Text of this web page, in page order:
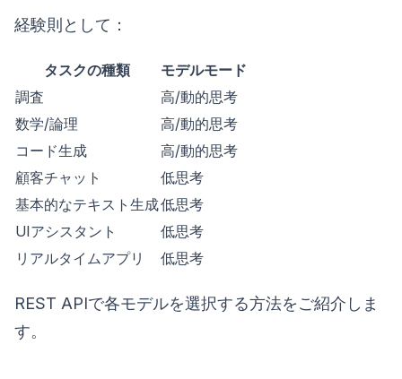
経験則として：
タスクの種類
モデルモード
調査
高/動的思考
数学/論理
高/動的思考
コード生成
高/動的思考
顧客チャット
低思考
基本的なテキスト生成低思考
UIアシスタント
低思考
リアルタイムアプリ
低思考
REST APIで各モデルを選択する方法をご紹介しま
す。